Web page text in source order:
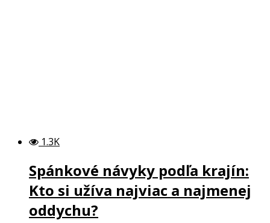
1.3K
Spánkové návyky podľa krajín:
Kto si užíva najviac a najmenej
oddychu?